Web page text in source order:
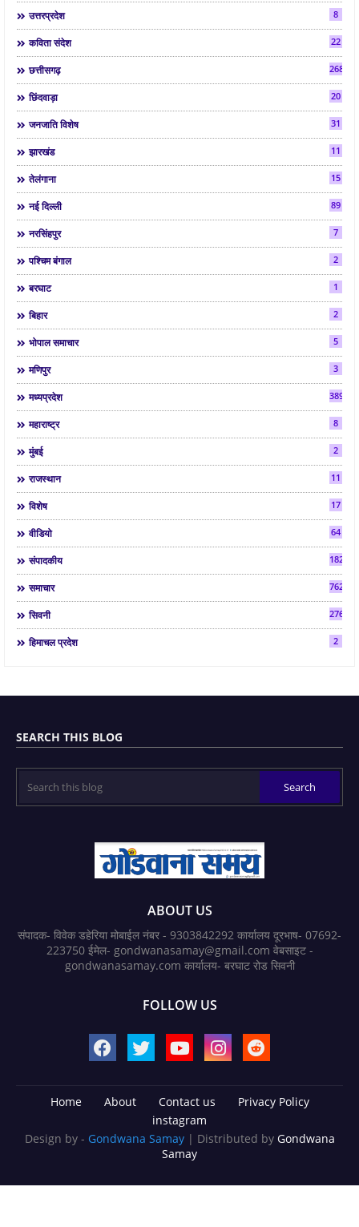
उत्तरप्रदेश 8
कविता संदेश 22
छत्तीसगढ़ 268
छिंदवाड़ा 20
जनजाति विशेष 31
झारखंड 11
तेलंगाना 15
नई दिल्ली 89
नरसिंहपुर 7
पश्चिम बंगाल 2
बरघाट 1
बिहार 2
भोपाल समाचार 5
मणिपुर 3
मध्यप्रदेश 3892
महाराष्ट्र 8
मुंबई 2
राजस्थान 11
विशेष 17
वीडियो 64
संपादकीय 182
समाचार 7624
सिवनी 2763
हिमाचल प्रदेश 2
SEARCH THIS BLOG
ABOUT US
संपादक- विवेक डहेरिया मोबाईल नंबर - 9303842292 कार्यालय दूरभाष- 07692-
223750 ईमेल- gondwanasamay@gmail.com वेबसाइट -
gondwanasamay.com कार्यालय- बरघाट रोड सिवनी
FOLLOW US
Home About Contact us
Privacy Policy
instagram
Design by - Gondwana Samay | Distributed by Gondwana
Samay